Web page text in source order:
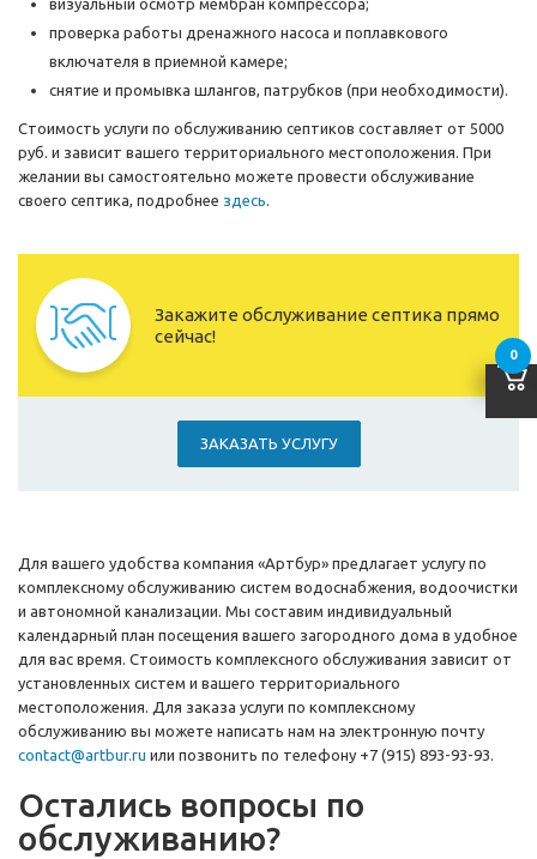
визуальный осмотр мембран компрессора;
проверка работы дренажного насоса и поплавкового
включателя в приемной камере;
снятие и промывка шлангов, патрубков (при необходимости).
Стоимость услуги по обслуживанию септиков составляет от 5000
руб. и зависит вашего территориального местоположения. При
желании вы самостоятельно можете провести обслуживание
своего септика, подробнее здесь.
Закажите обслуживание септика прямо
сейчас!
ЗАКАЗАТЬ УСЛУГУ
Для вашего удобства компания «Артбур» предлагает услугу по
комплексному обслуживанию систем водоснабжения, водоочистки
и автономной канализации. Мы составим индивидуальный
календарный план посещения вашего загородного дома в удобное
для вас время. Стоимость комплексного обслуживания зависит от
установленных систем и вашего территориального
местоположения. Для заказа услуги по комплексному
обслуживанию вы можете написать нам на электронную почту
contact@artbur.ru или позвонить по телефону +7 (915) 893-93-93.
Остались вопросы по
обслуживанию?
0